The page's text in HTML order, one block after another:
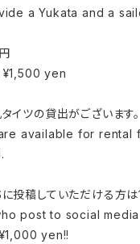
a Yukata and a
yen
イツの貸出がございます。
available for rental
投稿していただける方は
post to social
yen!!